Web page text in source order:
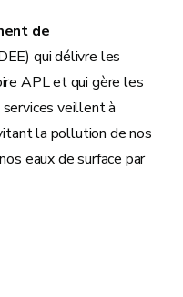
de
qui délivre les
APL et qui gère les
services veillent à
la pollution de nos
eaux de surface par